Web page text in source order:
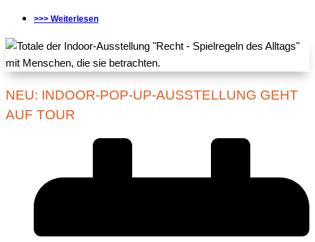
>>> Weiterlesen
NEU: INDOOR-POP-UP-AUSSTELLUNG GEHT
AUF TOUR